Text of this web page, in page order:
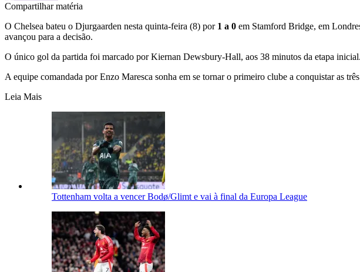
Compartilhar matéria
O Chelsea bateu o Djurgaarden nesta quinta-feira (8) por 1 a 0 em Stamford Bridge, em
avançou para a decisão.
O único gol da partida foi marcado por Kiernan Dewsbury-Hall, aos 38 minutos da etapa inicial.
A equipe comandada por Enzo Maresca sonha em se tornar o primeiro clube a conquistar as
Leia Mais
Tottenham volta a vencer Bodø/Glimt e vai à final da Europa League